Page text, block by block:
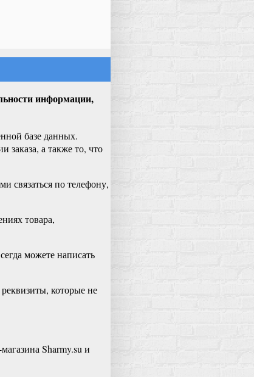
информации,
базе данных.
заказа, а также то, что
связаться по телефону,
товара,
можете написать
которые не
Sharmy.su и